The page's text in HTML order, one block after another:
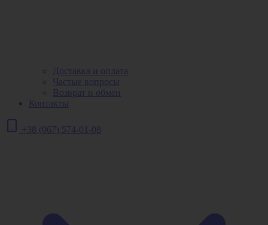
Доставка и оплата
Частые вопросы
Возврат и обмен
Контакты
+38 (067) 574-01-08